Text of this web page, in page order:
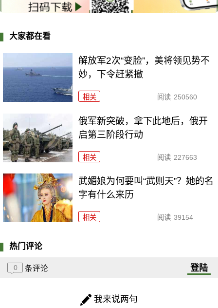
大家都在看
解放军2次“变脸”，美将领见势不
妙，下令赶紧撤
相关 阅读 250560
俄军新突破，拿下此地后，俄开
启第三阶段行动
相关 阅读 227663
武媚娘为何要叫“武则天”？她的名
字有什么来历
相关 阅读 39154
热门评论
0 条评论 登陆
我来说两句